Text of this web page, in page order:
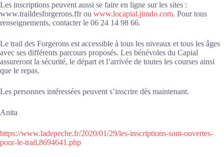
Les inscriptions peuvent aussi se faire en ligne sur les sites :
www.traildesforgerons.ffr ou www.locapial.jimdo.com. Pour tous
renseignements, contacter le 06 24 14 98 66.
Le trail des Forgerons est accessible à tous les niveaux et tous les âges
avec ses différents parcours proposés. Les bénévoles du Capial
assureront la sécurité, le départ et l’arrivée de toutes les courses ainsi
que le repas.
Les personnes intéressées peuvent s’inscrire dès maintenant.
Anita
https://www.ladepeche.fr/2020/01/29/les-inscriptions-sont-ouvertes-
pour-le-trail,8694641.php